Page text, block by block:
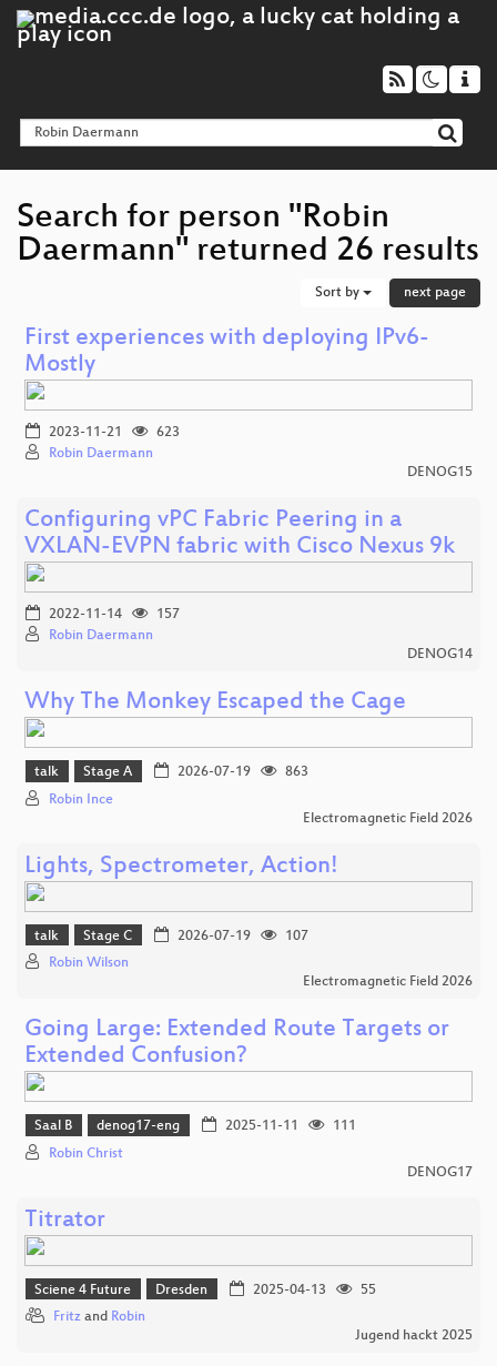
Search for person "Robin
Daermann" returned 26 results
Sort by next page
First experiences with deploying IPv6-
Mostly
2023-11-21
623
Robin Daermann
DENOG15
Configuring vPC Fabric Peering in a
VXLAN-EVPN fabric with Cisco Nexus 9k
2022-11-14
157
Robin Daermann
DENOG14
Why The Monkey Escaped the Cage
talk Stage A 2026-07-19
863
Robin Ince
Electromagnetic Field 2026
Lights, Spectrometer, Action!
talk Stage C 2026-07-19
107
Robin Wilson
Electromagnetic Field 2026
Going Large: Extended Route Targets or
Extended Confusion?
Saal B denog17-eng 2025-11-11
111
Robin Christ
DENOG17
Titrator
Sciene 4 Future Dresden 2025-04-13
55
Fritz and Robin
Jugend hackt 2025